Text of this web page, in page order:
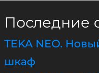
Последние
TEKA NEO.
шкаф